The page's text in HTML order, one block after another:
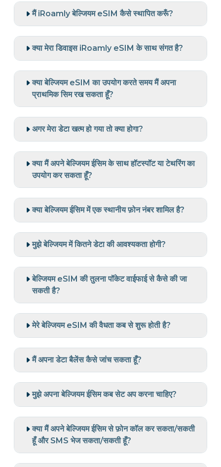
मैं iRoamly बेल्जियम eSIM कैसे स्थापित करूँ?
क्या मेरा डिवाइस iRoamly eSIM के साथ संगत है?
क्या बेल्जियम eSIM का उपयोग करते समय मैं अपना
प्राथमिक सिम रख सकता हूँ?
अगर मेरा डेटा खत्म हो गया तो क्या होगा?
क्या मैं अपने बेल्जियम ईसिम के साथ हॉटस्पॉट या टेथरिंग का
उपयोग कर सकता हूँ?
क्या बेल्जियम ईसिम में एक स्थानीय फ़ोन नंबर शामिल है?
मुझे बेल्जियम में कितने डेटा की आवश्यकता होगी?
बेल्जियम eSIM की तुलना पॉकेट वाईफाई से कैसे की जा
सकती है?
मेरे बेल्जियम eSIM की वैधता कब से शुरू होती है?
मैं अपना डेटा बैलेंस कैसे जांच सकता हूँ?
मुझे अपना बेल्जियम ईसिम कब सेट अप करना चाहिए?
क्या मैं अपने बेल्जियम ईसिम से फ़ोन कॉल कर सकता/सकती
हूँ और SMS भेज सकता/सकती हूँ?